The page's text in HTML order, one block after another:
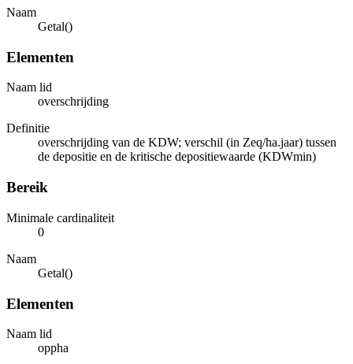
Naam
Getal()
Elementen
Naam lid
overschrijding
Definitie
overschrijding van de KDW; verschil (in Zeq/ha.jaar) tussen
de depositie en de kritische depositiewaarde (KDWmin)
Bereik
Minimale cardinaliteit
0
Naam
Getal()
Elementen
Naam lid
oppha